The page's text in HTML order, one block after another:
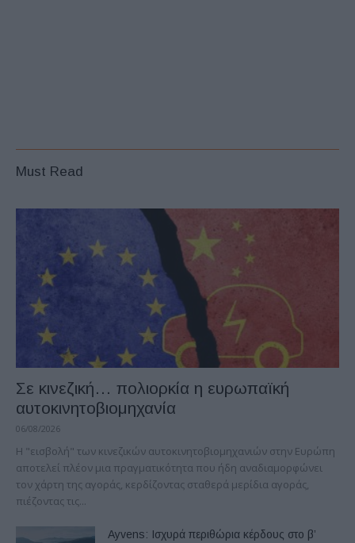
Must Read
Σε κινεζική… πολιορκία η ευρωπαϊκή
αυτοκινητοβιομηχανία
06/08/2026
Η "εισβολή" των κινεζικών αυτοκινητοβιομηχανιών στην Ευρώπη
αποτελεί πλέον μια πραγματικότητα που ήδη αναδιαμορφώνει
τον χάρτη της αγοράς, κερδίζοντας σταθερά μερίδια αγοράς,
πιέζοντας τις...
Ayvens: Iσχυρά περιθώρια κέρδους στο β’